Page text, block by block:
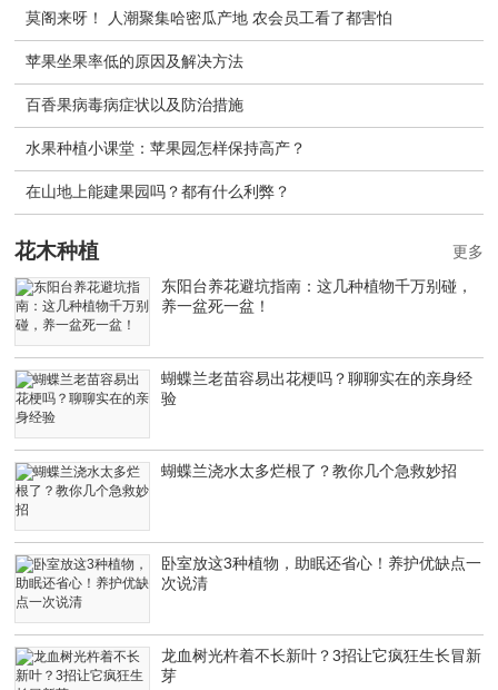
莫阁来呀！ 人潮聚集哈密瓜产地 农会员工看了都害怕
苹果坐果率低的原因及解决方法
百香果病毒病症状以及防治措施
水果种植小课堂：苹果园怎样保持高产？
在山地上能建果园吗？都有什么利弊？
花木种植
东阳台养花避坑指南：这几种植物千万别碰，
养一盆死一盆！
蝴蝶兰老苗容易出花梗吗？聊聊实在的亲身经
验
蝴蝶兰浇水太多烂根了？教你几个急救妙招
卧室放这3种植物，助眠还省心！养护优缺点一
次说清
龙血树光杵着不长新叶？3招让它疯狂生长冒新
芽
更多